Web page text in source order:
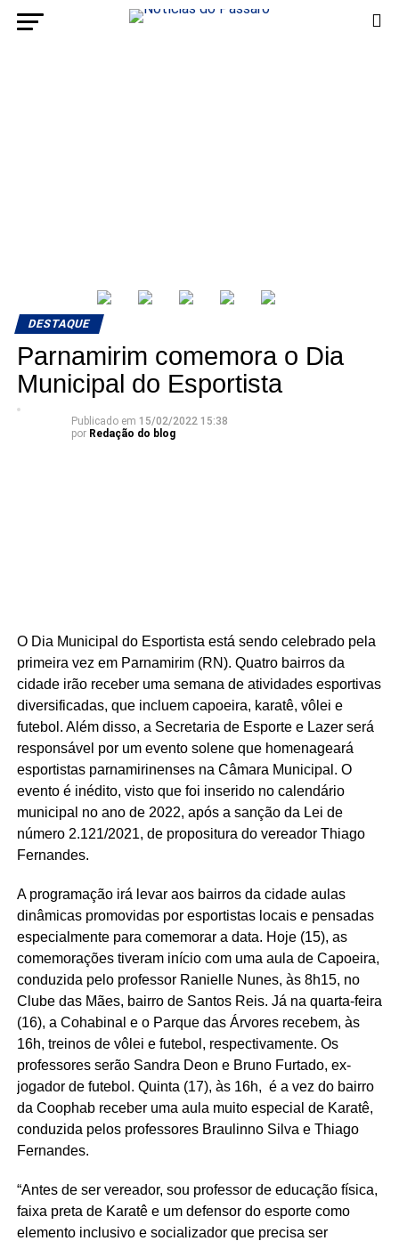
DESTAQUE
Parnamirim comemora o Dia
Municipal do Esportista
Publicado em 15/02/2022 15:38
por Redação do blog
O Dia Municipal do Esportista está sendo celebrado pela
primeira vez em Parnamirim (RN). Quatro bairros da
cidade irão receber uma semana de atividades esportivas
diversificadas, que incluem capoeira, karatê, vôlei e
futebol. Além disso, a Secretaria de Esporte e Lazer será
responsável por um evento solene que homenageará
esportistas parnamirinenses na Câmara Municipal. O
evento é inédito, visto que foi inserido no calendário
municipal no ano de 2022, após a sanção da Lei de
número 2.121/2021, de propositura do vereador Thiago
Fernandes.
A programação irá levar aos bairros da cidade aulas
dinâmicas promovidas por esportistas locais e pensadas
especialmente para comemorar a data. Hoje (15), as
comemorações tiveram início com uma aula de Capoeira,
conduzida pelo professor Ranielle Nunes, às 8h15, no
Clube das Mães, bairro de Santos Reis. Já na quarta-feira
(16), a Cohabinal e o Parque das Árvores recebem, às
16h, treinos de vôlei e futebol, respectivamente. Os
professores serão Sandra Deon e Bruno Furtado, ex-
jogador de futebol. Quinta (17), às 16h, é a vez do bairro
da Coophab receber uma aula muito especial de Karatê,
conduzida pelos professores Braulinno Silva e Thiago
Fernandes.
“Antes de ser vereador, sou professor de educação física,
faixa preta de Karatê e um defensor do esporte como
elemento inclusivo e socializador que precisa ser